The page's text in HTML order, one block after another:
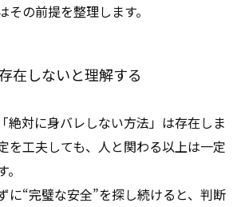
その前提を整理します。
在しないと理解する
絶対に身バレしない方法」は存在しま
を工夫しても、人と関わる以上は一定
に“完璧な安全”を探し続けると、判断